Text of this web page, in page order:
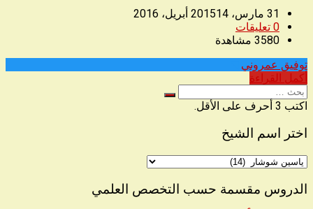
31 مارس، 2015
14 أبريل، 2016
0 تعليقات
3580 مشاهدة
توفيق عمروني
أكمل القراءة
البحث
عن
اكتب 3 أحرف على الأقل.
اختر اسم الشيخ
اختر
الشيخ
الدروس مقسمة حسب التخصص العلمي